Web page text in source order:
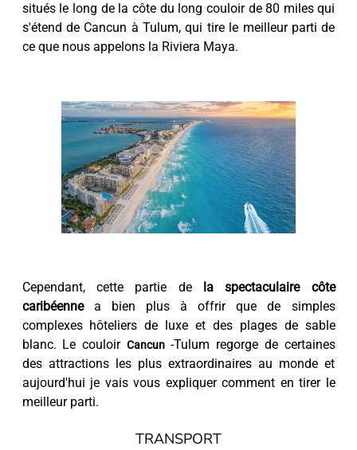
situés le long de la côte du long couloir de 80 miles qui
s'étend de Cancun à Tulum, qui tire le meilleur parti de
ce que nous appelons la Riviera Maya.
Cependant, cette partie de
la spectaculaire côte
caribéennea bien plus à offrir que de simples
complexes hôteliers de luxe et des plages de sable
blanc. Le couloir Cancun-Tulum regorge de certaines
des attractions les plus extraordinaires au monde et
aujourd'hui je vais vous expliquer comment en tirer le
meilleur parti.
TRANSPORT